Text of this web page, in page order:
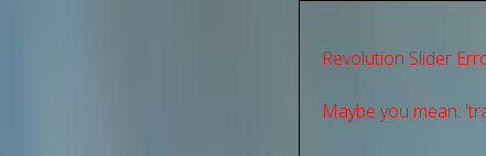
Revolution Slider
Maybe you mean: